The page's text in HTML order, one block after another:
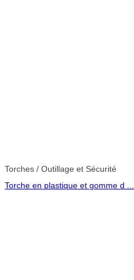
Torches / Outillage et Sécurité
Torche en plastique et gomme d ...